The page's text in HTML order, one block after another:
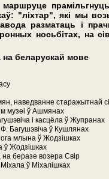
прамільгнуць
"ліхтар", які мы
разматаць і
носьбітах, на
на бе­ла­рус­кай мове
наведванне старажытнай
музеі ў Ашмянах
і касцёла ў Жу­пра­нах
Багушэвіча ў Куш­ля­нах
млына ў Жодзішках
ў Жодзішках
беразе возера Свір
ў Міхалішках